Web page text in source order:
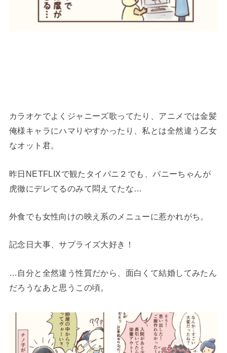
カラオケでよくジャニーズ歌ってたり、アニメでは金髪
俺様キャラにハマりやすかったり、私とは全然違う乙女
なオット君。
昨日NETFLIXで観たタイバニ２でも、バニーちゃんが
虎徹にデレてるのみて悶えてたな…
外食でも女性向けの映え系のメニューに惹かれがち。
記念日大事、サプライズ大好き！
…自分と全然違う性質だから、面白くて結婚してみたん
だろうなあと思うこの頃。